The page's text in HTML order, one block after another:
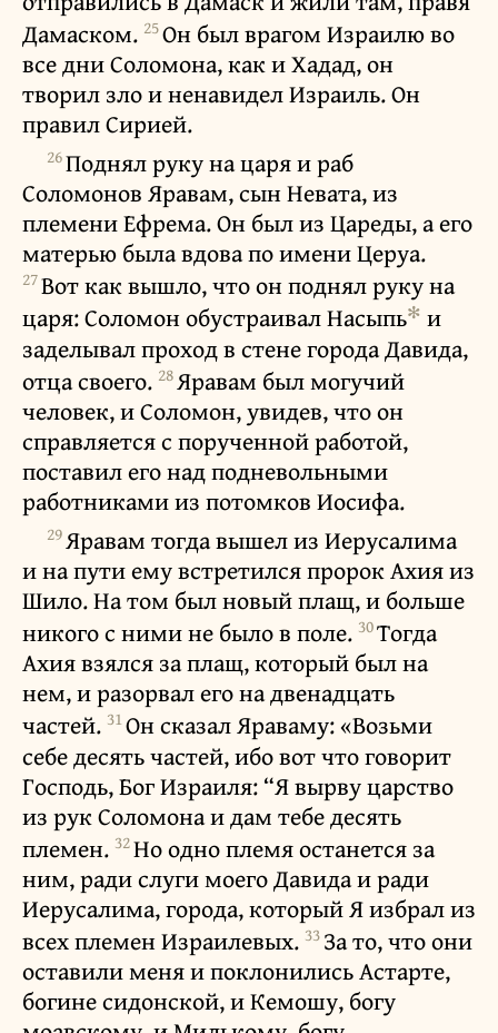
Дамаском. 25Он был врагом Израилю во
все дни Соломона, как и Хадад, он
творил зло и ненавидел Израиль. Он
правил Сирией.
26Поднял руку на царя и раб
Соломонов Яравам, сын Невата, из
племени Ефрема. Он был из Цареды, а его
матерью была вдова по имени Церуа.
27Вот как вышло, что он поднял руку на
царя: Соломон обустраивал Насыпь✻ и
заделывал проход в стене города Давида,
отца своего. 28Яравам был могучий
человек, и Соломон, увидев, что он
справляется с порученной работой,
поставил его над подневольными
работниками из потомков Иосифа.
29Яравам тогда вышел из Иерусалима
и на пути ему встретился пророк Ахия из
Шило. На том был новый плащ, и больше
никого с ними не было в поле. 30Тогда
Ахия взялся за плащ, который был на
нем, и разорвал его на двенадцать
частей. 31Он сказал Яраваму: «Возьми
себе десять частей, ибо вот что говорит
Господь, Бог Израиля: “Я вырву царство
из рук Соломона и дам тебе десять
племен. 32Но одно племя останется за
ним, ради слуги моего Давида и ради
Иерусалима, города, который Я избрал из
всех племен Израилевых. 33За то, что они
оставили меня и поклонились Астарте,
богине сидонской, и Кемошу, богу